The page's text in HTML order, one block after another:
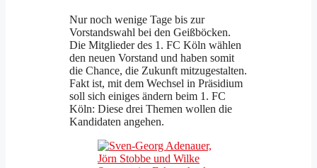
Nur noch wenige Tage bis zur
Vorstandswahl bei den Geißböcken.
Die Mitglieder des 1. FC Köln wählen
den neuen Vorstand und haben somit
die Chance, die Zukunft mitzugestalten.
Fakt ist, mit dem Wechsel in Präsidium
soll sich einiges ändern beim 1. FC
Köln: Diese drei Themen wollen die
Kandidaten angehen.